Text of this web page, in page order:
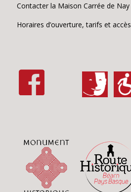
Contacter la Maison Carrée de Nay
Horaires d’ouverture, tarifs et accès